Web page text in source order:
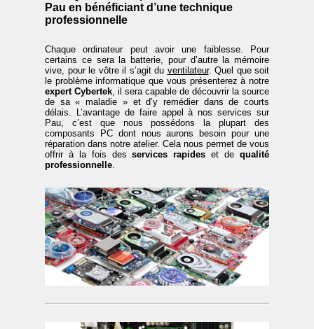
Pau en bénéficiant d’une technique
professionnelle
Chaque ordinateur peut avoir une faiblesse. Pour
certains ce sera la batterie, pour d’autre la mémoire
vive, pour le vôtre il s’agit du ventilateur. Quel que soit
le problème informatique que vous présenterez à notre
expert Cybertek, il sera capable de découvrir la source
de sa « maladie » et d’y remédier dans de courts
délais. L’avantage de faire appel à nos services sur
Pau, c’est que nous possédons la plupart des
composants PC dont nous aurons besoin pour une
réparation dans notre atelier. Cela nous permet de vous
offrir à la fois desservices rapides et dequalité
professionnelle.